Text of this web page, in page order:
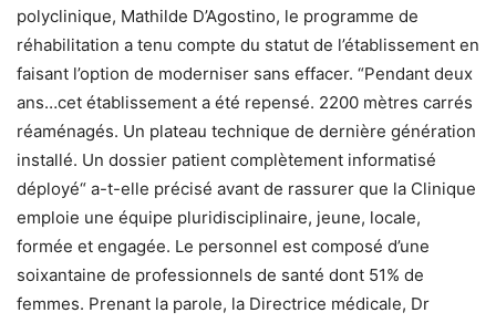
polyclinique, Mathilde D’Agostino, le programme de
réhabilitation a tenu compte du statut de l’établissement en
faisant l’option de moderniser sans effacer. “Pendant deux
ans…cet établissement a été repensé. 2200 mètres carrés
réaménagés. Un plateau technique de dernière génération
installé. Un dossier patient complètement informatisé
déployé“ a-t-elle précisé avant de rassurer que la Clinique
emploie une équipe pluridisciplinaire, jeune, locale,
formée et engagée. Le personnel est composé d’une
soixantaine de professionnels de santé dont 51% de
femmes. Prenant la parole, la Directrice médicale, Dr